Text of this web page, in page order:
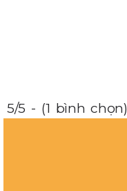
5/5 - (1 bình chọn)